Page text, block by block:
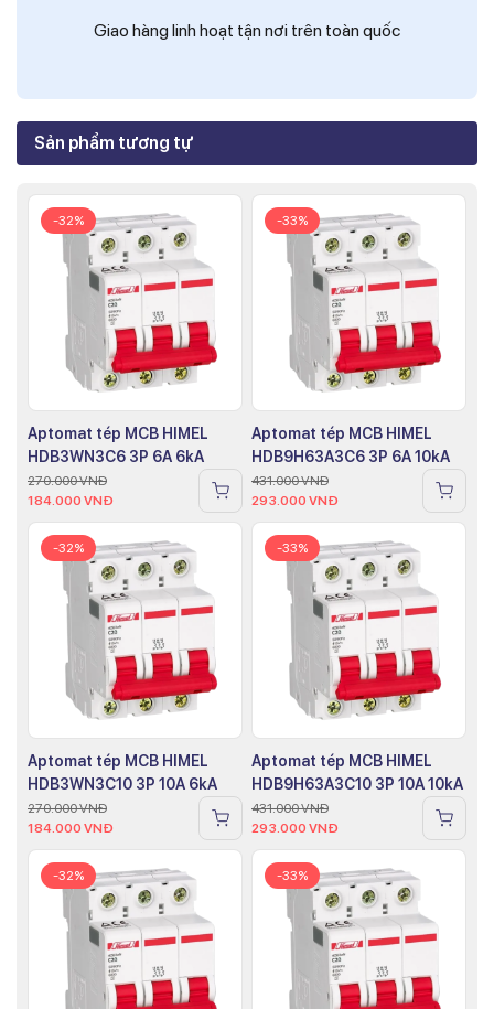
Giao hàng linh hoạt tận nơi trên toàn quốc
Sản phẩm tương tự
-32%
Aptomat tép MCB HIMEL
HDB3WN3C6 3P 6A 6kA
270.000VNĐ
184.000 VNĐ
-33%
Aptomat tép MCB HIMEL
HDB9H63A3C6 3P 6A 10kA
431.000VNĐ
293.000 VNĐ
-32%
Aptomat tép MCB HIMEL
HDB3WN3C10 3P 10A 6kA
270.000VNĐ
184.000 VNĐ
-33%
Aptomat tép MCB HIMEL
HDB9H63A3C10 3P 10A 10kA
431.000VNĐ
293.000 VNĐ
-32% -33%